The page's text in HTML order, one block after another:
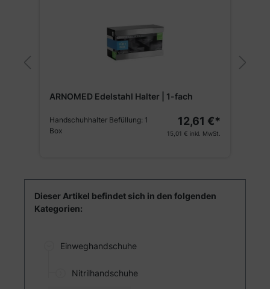
ARNOMED Edelstahl Halter | 1-fach
Handschuhhalter Befüllung: 1
Box
12,61 €*
15,01 € inkl. MwSt.
Dieser Artikel befindet sich in den folgenden
Kategorien:
Einweghandschuhe
Nitrilhandschuhe